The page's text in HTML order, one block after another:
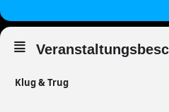
Klug & Trug